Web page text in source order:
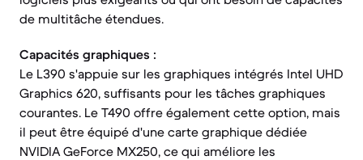
de multitâche étendues.
Capacités graphiques :
Le L390 s'appuie sur les graphiques intégrés Intel UHD
Graphics 620, suffisants pour les tâches graphiques
courantes. Le T490 offre également cette option, mais
il peut être équipé d'une carte graphique dédiée
NVIDIA GeForce MX250, ce qui améliore les